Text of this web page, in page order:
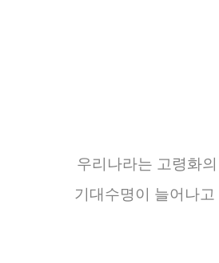
우리나라는 고령화의
기대수명이 늘어나고